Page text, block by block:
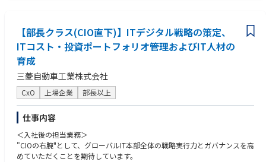
白馬観光開発(株)
栂池ゴンドラリフト(株)
(株)岩岳リゾート
(株)北志賀竜王
(株)ハーレースキーリゾート
川場リゾート(株)
めいほう高原開発(株)
(株)スパイシー
日本スキー場開発(株)
【部長クラス(CIO直下)】ITデジタル戦略の策定、
ITコスト・投資ポートフォリオ管理およびIT人材の
育成
三菱自動車工業株式会社
CxO 上場企業 部長以上
仕事内容
＜入社後の担当業務＞
"CIOの右腕"として、グローバルIT本部全体の戦略実行力とガバナンスを高
めていただくことを期待しています。